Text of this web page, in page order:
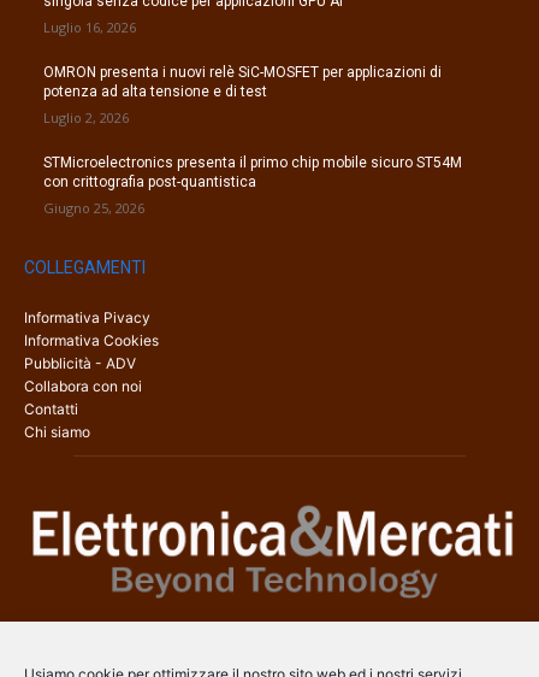
Luglio 16, 2026
OMRON presenta i nuovi relè SiC-MOSFET per applicazioni di
potenza ad alta tensione e di test
Luglio 2, 2026
STMicroelectronics presenta il primo chip mobile sicuro ST54M
con crittografia post-quantistica
Giugno 25, 2026
COLLEGAMENTI
Informativa Pivacy
Informativa Cookies
Pubblicità - ADV
Collabora con noi
Contatti
Chi siamo